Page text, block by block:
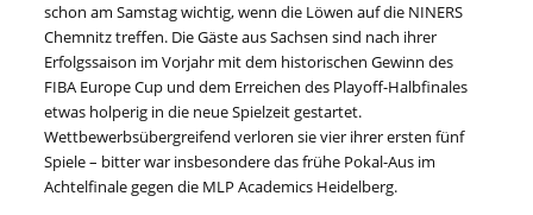
schon am Samstag wichtig, wenn die Löwen auf die NINERS
Chemnitz treffen. Die Gäste aus Sachsen sind nach ihrer
Erfolgssaison im Vorjahr mit dem historischen Gewinn des
FIBA Europe Cup und dem Erreichen des Playoff-Halbfinales
etwas holperig in die neue Spielzeit gestartet.
Wettbewerbsübergreifend verloren sie vier ihrer ersten fünf
Spiele – bitter war insbesondere das frühe Pokal-Aus im
Achtelfinale gegen die MLP Academics Heidelberg.